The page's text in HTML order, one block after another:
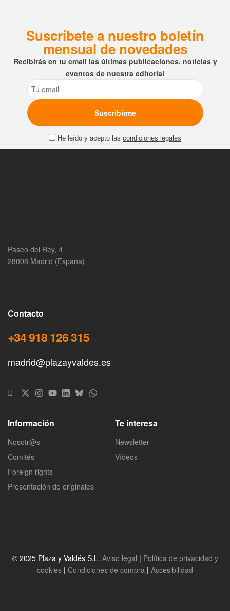
Suscríbete a nuestro boletín
mensual de novedades
Recibirás en tu email las últimas publicaciones, noticias y
eventos de nuestra editorial
Email
He leído y acepto las condiciones legales
Paseo del Rey, 4
28008 Madrid (España)
Contacto
+34 918 126 315
madrid@plazayvaldes.es
Información
Nosotr@s
Comités
Foreign rights
Presentación de originales
Te interesa
Newsletter
Vídeos
© 2025 Plaza y Valdés S.L. Aviso legal | Política de privacidad y
cookies | Condiciones de compra | Accesibilidad